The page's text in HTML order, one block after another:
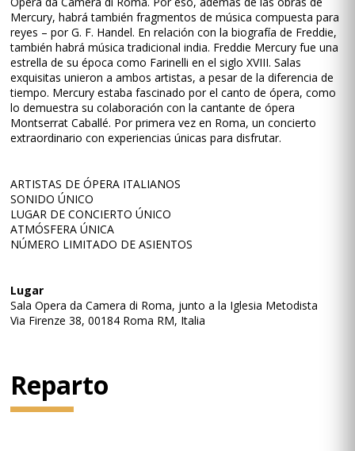
Mercury, habrá también fragmentos de música compuesta para
reyes – por G. F. Handel. En relación con la biografía de Freddie,
también habrá música tradicional india. Freddie Mercury fue una
estrella de su época como Farinelli en el siglo XVIII. Salas
exquisitas unieron a ambos artistas, a pesar de la diferencia de
tiempo. Mercury estaba fascinado por el canto de ópera, como
lo demuestra su colaboración con la cantante de ópera
Montserrat Caballé. Por primera vez en Roma, un concierto
extraordinario con experiencias únicas para disfrutar.
ARTISTAS DE ÓPERA ITALIANOS
SONIDO ÚNICO
LUGAR DE CONCIERTO ÚNICO
ATMÓSFERA ÚNICA
NÚMERO LIMITADO DE ASIENTOS
Lugar
Sala Opera da Camera di Roma, junto a la Iglesia Metodista
Via Firenze 38, 00184 Roma RM, Italia
Reparto